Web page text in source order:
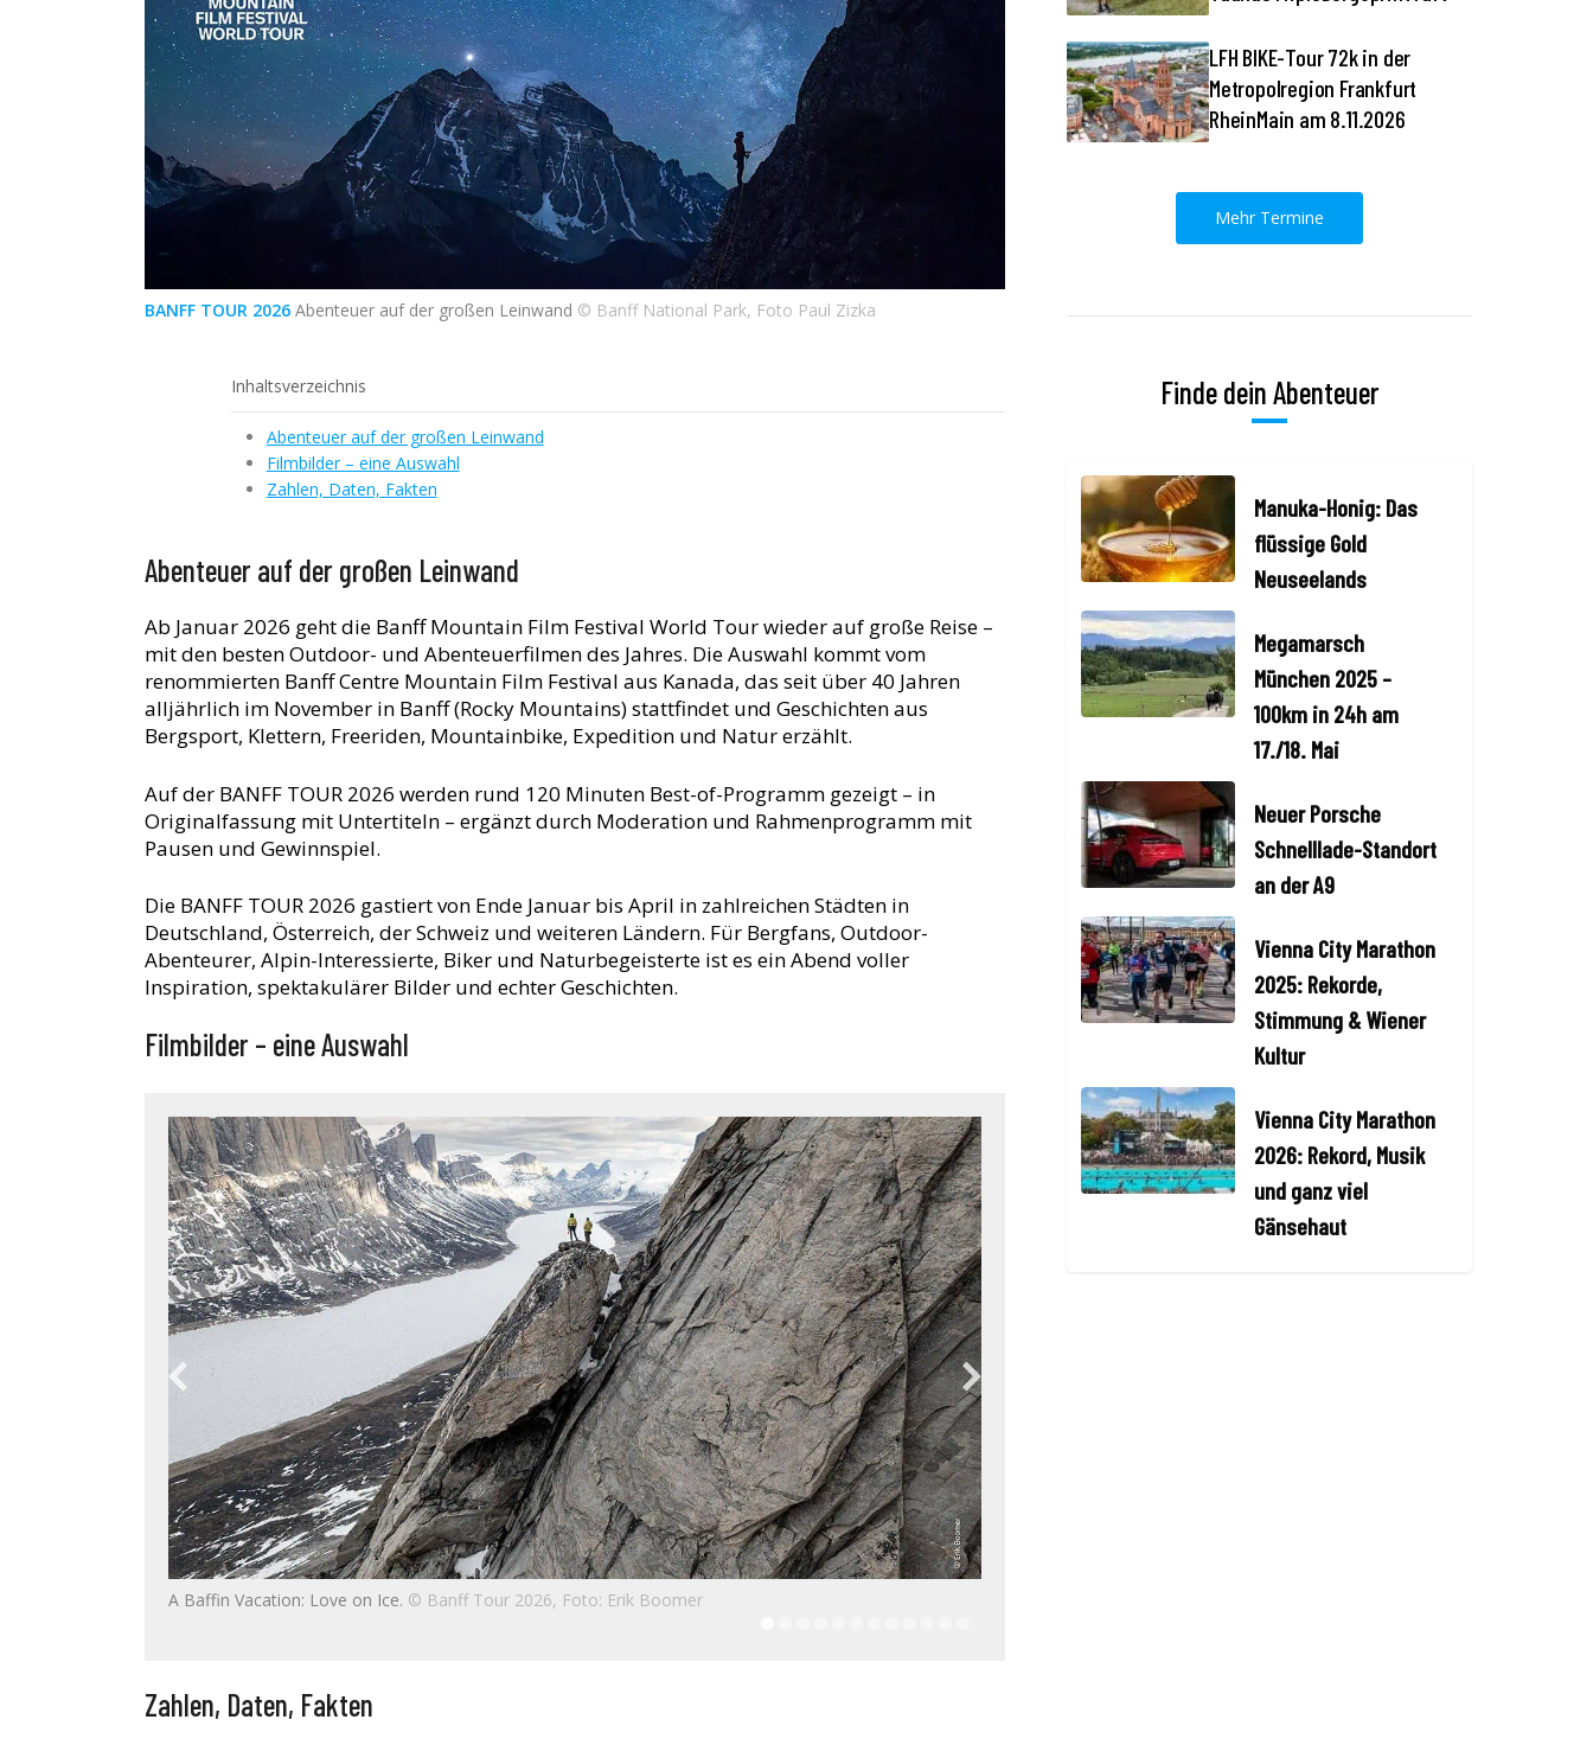
BANFF TOUR 2026 Abenteuer auf der großen Leinwand © Banff National Park, Foto Paul Zizka
Inhaltsverzeichnis
Abenteuer auf der großen Leinwand
Filmbilder – eine Auswahl
Zahlen, Daten, Fakten
Abenteuer auf der großen Leinwand
Ab Januar 2026 geht die Banff Mountain Film Festival World Tour wieder auf große Reise –
mit den besten Outdoor- und Abenteuerfilmen des Jahres. Die Auswahl kommt vom
renommierten Banff Centre Mountain Film Festival aus Kanada, das seit über 40 Jahren
alljährlich im November in Banff (Rocky Mountains) stattfindet und Geschichten aus
Bergsport, Klettern, Freeriden, Mountainbike, Expedition und Natur erzählt.
Auf der BANFF TOUR 2026 werden rund 120 Minuten Best-of-Programm gezeigt – in
Originalfassung mit Untertiteln – ergänzt durch Moderation und Rahmenprogramm mit
Pausen und Gewinnspiel.
Die BANFF TOUR 2026 gastiert von Ende Januar bis April in zahlreichen Städten in
Deutschland, Österreich, der Schweiz und weiteren Ländern. Für Bergfans, Outdoor-
Abenteurer, Alpin-Interessierte, Biker und Naturbegeisterte ist es ein Abend voller
Inspiration, spektakulärer Bilder und echter Geschichten.
Filmbilder – eine Auswahl
A Baffin Vacation: Love on Ice. © Banff Tour 2026, Foto: Erik Boomer
Zahlen, Daten, Fakten
LFH BIKE-Tour 72k in der
Metropolregion Frankfurt
RheinMain am 8.11.2026
Mehr Termine
Finde dein Abenteuer
Manuka-Honig: Das
flüssige Gold
Neuseelands
Megamarsch
München 2025 –
100km in 24h am
17./18. Mai
Neuer Porsche
Schnelllade-Standort
an der A9
Vienna City Marathon
2025: Rekorde,
Stimmung & Wiener
Kultur
Vienna City Marathon
2026: Rekord, Musik
und ganz viel
Gänsehaut